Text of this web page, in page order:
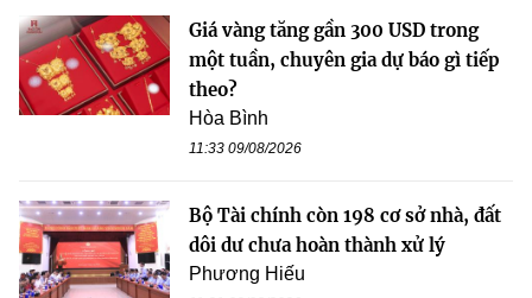
Giá vàng tăng gần 300 USD trong
một tuần, chuyên gia dự báo gì tiếp
theo?
Hòa Bình
11:33 09/08/2026
Bộ Tài chính còn 198 cơ sở nhà, đất
dôi dư chưa hoàn thành xử lý
Phương Hiếu